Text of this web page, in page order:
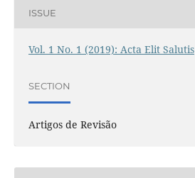
ISSUE
Vol. 1 No. 1 (2019): Acta Elit Salutis
SECTION
Artigos de Revisão